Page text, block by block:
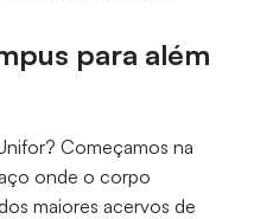
para além
Começamos na
onde o corpo
maiores acervos de